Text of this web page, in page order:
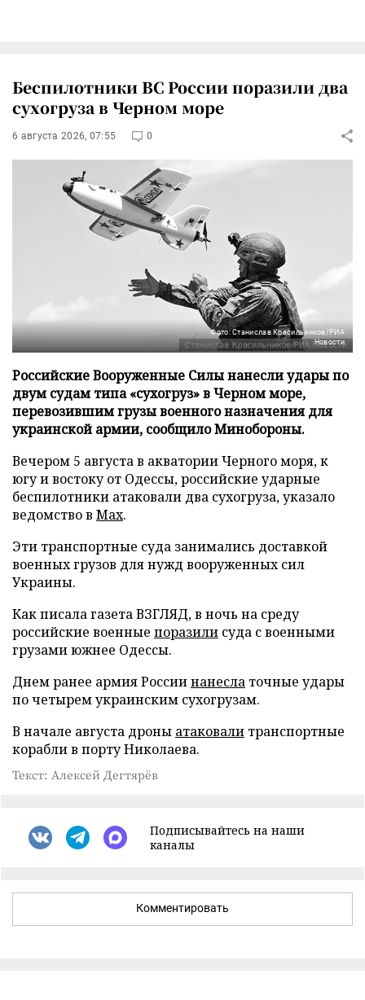
Беспилотники ВС России поразили два
сухогруза в Черном море
6 августа 2026, 07:55 0
Фото: Станислав Красильников/РИА
Новости
Российские Вооруженные Силы нанесли удары по
двум судам типа «сухогруз» в Черном море,
перевозившим грузы военного назначения для
украинской армии, сообщило Минобороны.
Вечером 5 августа в акватории Черного моря, к
югу и востоку от Одессы, российские ударные
беспилотники атаковали два сухогруза, указало
ведомство в Max.
Эти транспортные суда занимались доставкой
военных грузов для нужд вооруженных сил
Украины.
Как писала газета ВЗГЛЯД, в ночь на среду
российские военные поразили суда с военными
грузами южнее Одессы.
Днем ранее армия Россиинанесла точные удары
по четырем украинским сухогрузам.
В начале августа дроны атаковали транспортные
корабли в порту Николаева.
Текст: Алексей Дегтярёв
Подписывайтесь на наши
каналы
Комментировать